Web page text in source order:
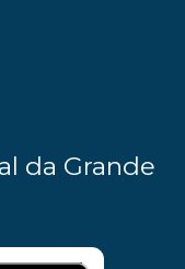
da Grande